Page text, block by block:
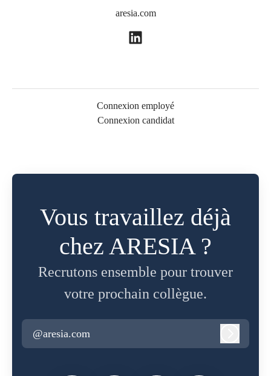
aresia.com
Connexion employé
Connexion candidat
Vous travaillez déjà
chez ARESIA ?
Recrutons ensemble pour trouver
votre prochain collègue.
@aresia.com